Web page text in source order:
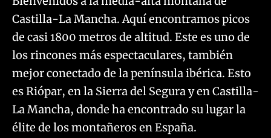
Castilla-La Mancha. Aquí encontramos picos
de casi 1800 metros de altitud. Este es uno de
los rincones más espectaculares, también
mejor conectado de la península ibérica. Esto
es Riópar, en la Sierra del Segura y en Castilla-
La Mancha, donde ha encontrado su lugar la
élite de los montañeros en España.